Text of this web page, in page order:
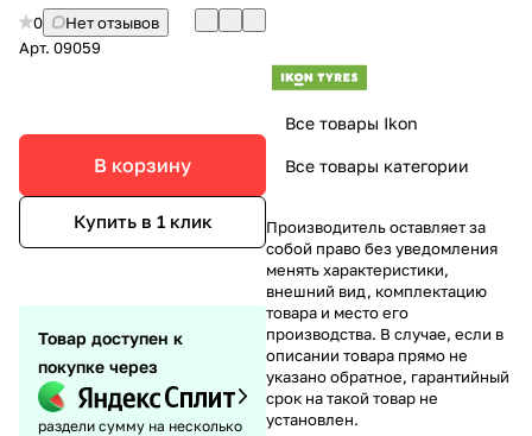
0
Нет отзывов
Арт. 09059
В корзину
Купить в 1 клик
Товар доступен к
покупке через
раздели сумму на несколько
Все товары Ikon
Все товары категории
Производитель оставляет за
собой право без уведомления
менять характеристики,
внешний вид, комплектацию
товара и место его
производства. В случае, если в
описании товара прямо не
указано обратное, гарантийный
срок на такой товар не
установлен.